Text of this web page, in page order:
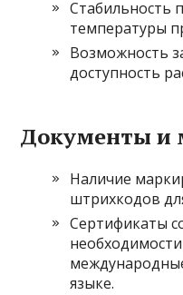
Стабильность
температуры
Возможность
доступность
Документы и
Наличие
штрихкодов
Сертификаты
языке.